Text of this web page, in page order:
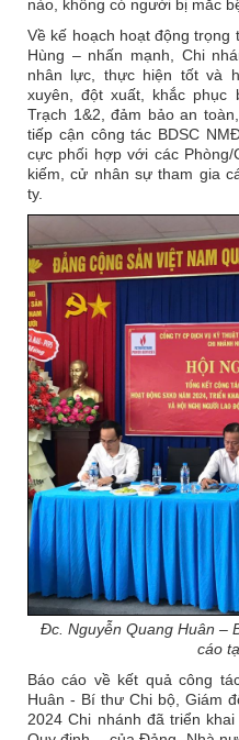
nào, không có người bị mắc
Về kế hoạch hoạt động trọng
Hùng – nhấn mạnh, Chi
nhân lực, thực hiện tốt và
xuyên, đột xuất, khắc
Trạch 1&2, đảm bảo an
tiếp cận công tác BDSC
cực phối hợp với các
kiếm, cử nhân sự tham gia
ty.
Đc. Nguyễn Quang Huân –
cáo
Báo cáo về kết quả công
Huân - Bí thư Chi bộ, Giám
2024 Chi nhánh đã triển